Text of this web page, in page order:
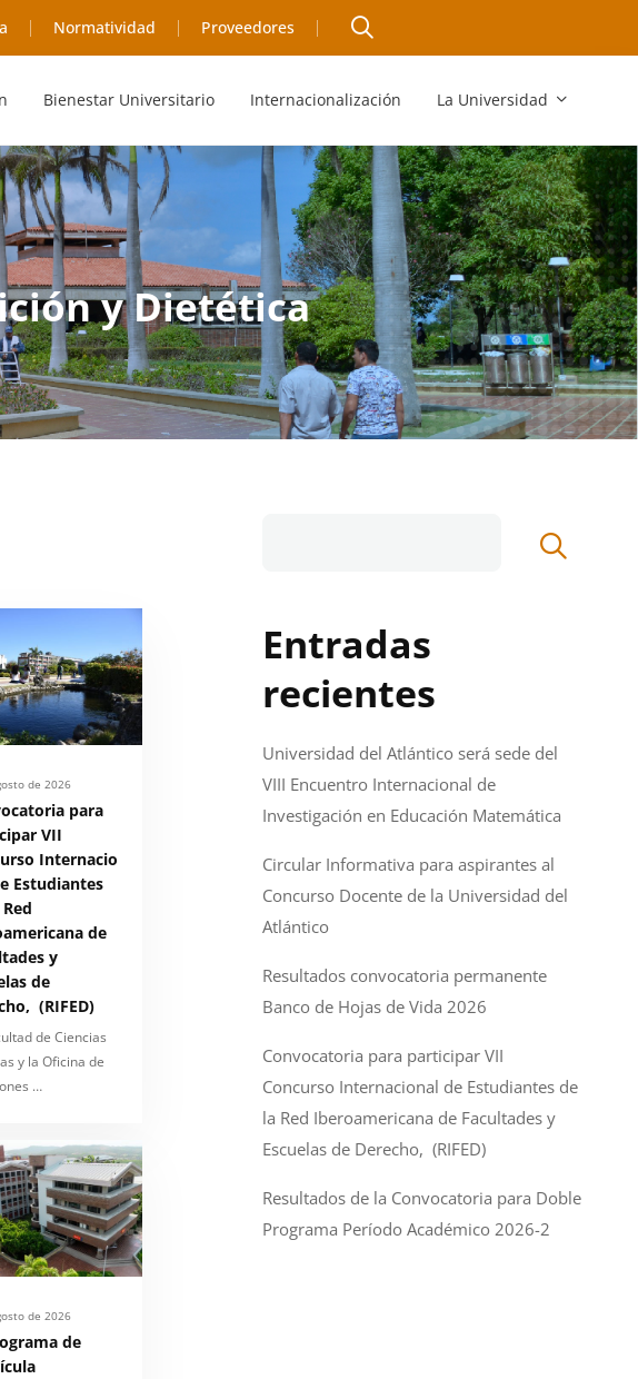
Normatividad Proveedores
Bienestar Universitario Internacionalización La Universidad
y Dietética
de 2026
para
VII
Internacio
Estudiantes
de
y
de
(RIFED)
de Ciencias
y la Oficina de
…
de 2026
de
Entradas
recientes
Universidad del Atlántico será sede del
VIII Encuentro Internacional de
Investigación en Educación Matemática
Circular Informativa para aspirantes al
Concurso Docente de la Universidad del
Atlántico
Resultados convocatoria permanente
Banco de Hojas de Vida 2026
Convocatoria para participar VII
Concurso Internacional de Estudiantes de
la Red Iberoamericana de Facultades y
Escuelas de Derecho, (RIFED)
Resultados de la Convocatoria para Doble
Programa Período Académico 2026-2